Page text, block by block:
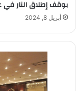
بوقف إطلاق النار في
أبريل 8, 2024